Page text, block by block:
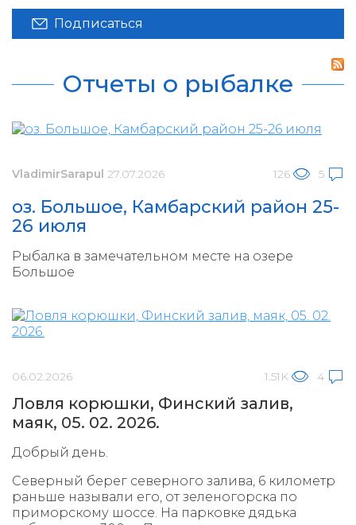
Подписаться
Отчеты о рыбалке
VladimirSarapul 27.07.2026 126 5
оз. Большое, Камбарский район 25-
26 июля
Рыбалка в замечательном месте на озере
Большое
06.02.2026 1.51K 4
Ловля корюшки, Финский залив,
маяк, 05. 02. 2026.
Добрый день.
Северный берег северного залива, 6 километр
раньше называли его, от зеленогорска по
приморскому шоссе. На парковке дядька